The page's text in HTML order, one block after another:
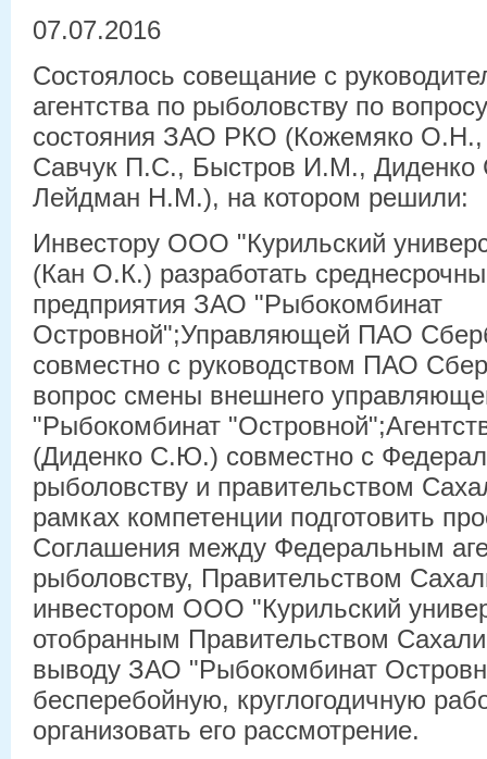
07.07.2016
Состоялось совещание с
агентства по рыболовству по
состояния ЗАО РКО (Кожемяко
Савчук П.С., Быстров И.М.,
Лейдман Н.М.), на котором решили:
Инвестору ООО "Курильский
(Кан О.К.) разработать
предприятия ЗАО "Рыбокомбинат
Островной";Управляющей ПАО
совместно с руководством ПАО
вопрос смены внешнего
"Рыбокомбинат
(Диденко С.Ю.) совместно с
рыболовству и правительством
рамках компетенции подготовить
Соглашения между Федеральным
рыболовству, Правительством
инвестором ООО "Курильский
отобранным Правительством
выводу ЗАО "Рыбокомбинат
бесперебойную, круглогодичную
организовать его рассмотрение.